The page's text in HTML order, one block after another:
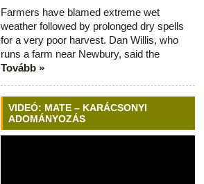
Farmers have blamed extreme wet
weather followed by prolonged dry spells
for a very poor harvest. Dan Willis, who
runs a farm near Newbury, said the
Tovább »
VIDEÓ: MATE – KARÁCSONYI
ADOMÁNYOZÁS